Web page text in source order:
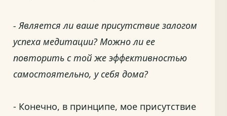
- Является ли ваше присутствие залогом
успеха медитации? Можно ли ее
повторить с той же эффективностью
самостоятельно, у себя дома?
- Конечно, в принципе, мое присутствие